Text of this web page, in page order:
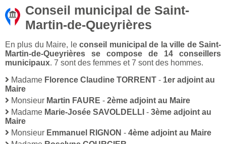
Conseil municipal de Saint-
Martin-de-Queyrières
En plus du Maire, leconseil municipal de la ville de Saint-
Martin-de-Queyrières se compose de 14 conseillers
municipaux. 7 sont des femmes et 7 sont des hommes.
Madame Florence Claudine TORRENT - 1er adjoint au
Maire
Monsieur Martin FAURE - 2ème adjoint au Maire
Madame Marie-Josée SAVOLDELLI - 3ème adjoint au
Maire
Monsieur Emmanuel RIGNON - 4ème adjoint au Maire